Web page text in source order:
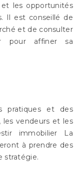
les opportunités
Il est conseillé de
et de consulter
pour affiner sa
pratiques et des
les vendeurs et les
immobilier La
à prendre des
stratégie.